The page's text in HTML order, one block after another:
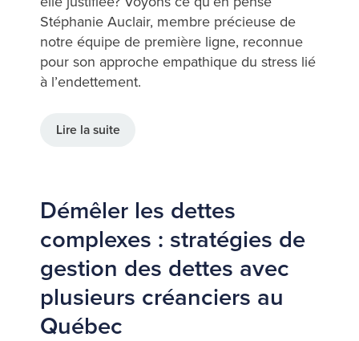
Stéphanie Auclair, membre précieuse de
notre équipe de première ligne, reconnue
pour son approche empathique du stress lié
à l’endettement.
Lire la suite
Démêler les dettes
complexes : stratégies de
gestion des dettes avec
plusieurs créanciers au
Québec